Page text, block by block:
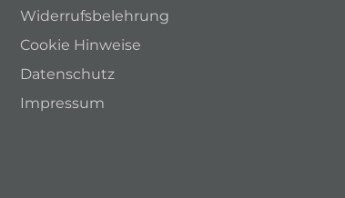
Widerrufsbelehrung
Cookie Hinweise
Datenschutz
Impressum